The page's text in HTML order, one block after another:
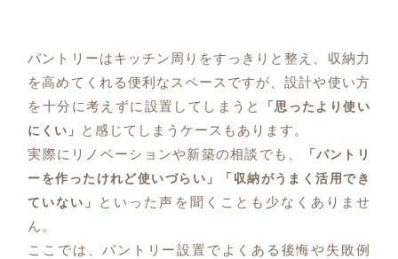
パントリーはキッチン周りをすっきりと整え、収納力
を高めてくれる便利なスペースですが、設計や使い方
を十分に考えずに設置してしまうと
「思ったより使い
にくい」
と感じてしまうケースもあります。
実際にリノベーションや新築の相談でも、
「パントリ
ーを作ったけれど使いづらい」「収納がうまく活用でき
ていない」
といった声を聞くことも少なくありませ
ん。
ここでは、パントリー設置でよくある後悔や失敗例